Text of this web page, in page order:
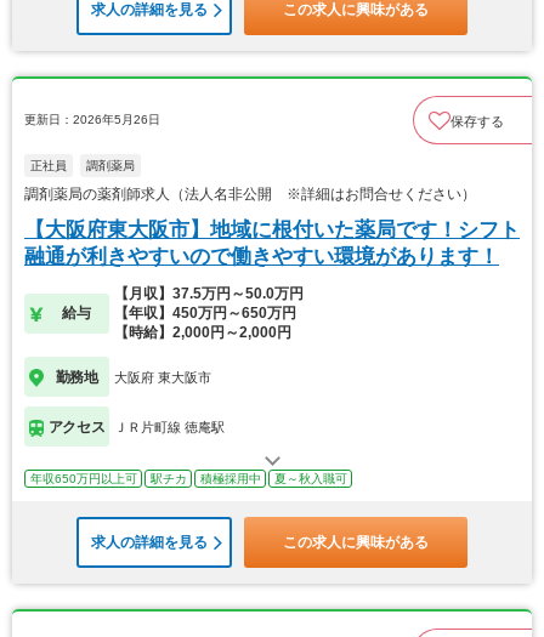
求人の詳細を見る この求人に興味がある
更新日：2026年5月26日 保存する
正社員 調剤薬局
調剤薬局の薬剤師求人（法人名非公開 ※詳細はお問合せください）
【大阪府東大阪市】地域に根付いた薬局です！シフト
融通が利きやすいので働きやすい環境があります！
給与
【月収】37.5万円～50.0万円
【年収】450万円～650万円
【時給】2,000円～2,000円
勤務地 大阪府 東大阪市
アクセス ＪＲ片町線 徳庵駅
年収650万円以上可 駅チカ 積極採用中 夏～秋入職可
求人の詳細を見る この求人に興味がある